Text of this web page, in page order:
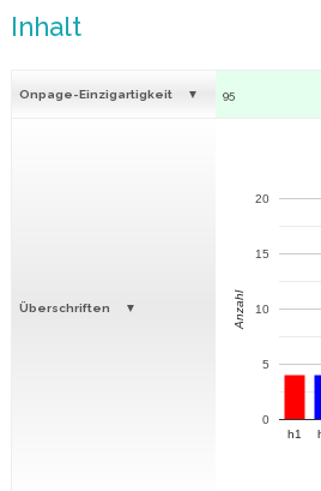
Inhalt
Onpage-Einzigartigkeit 95
Überschriften
h1
0
5
10
15
20
Anzahl